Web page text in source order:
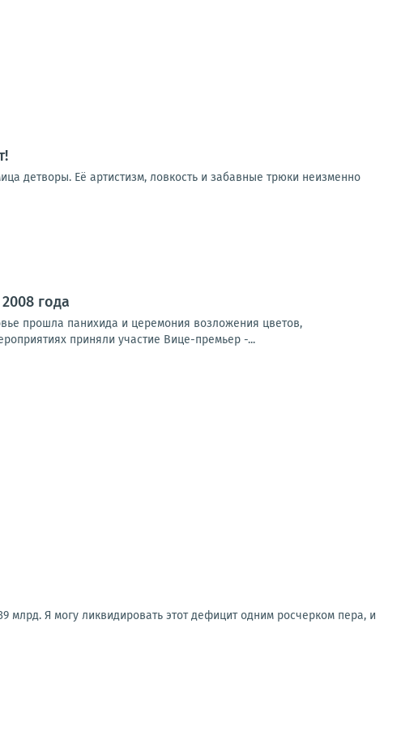
детворы. Её артистизм, ловкость и забавные трюки неизменно
года
прошла панихида и церемония возложения цветов,
приняли участие Вице-премьер -...
Я могу ликвидировать этот дефицит одним росчерком пера, и